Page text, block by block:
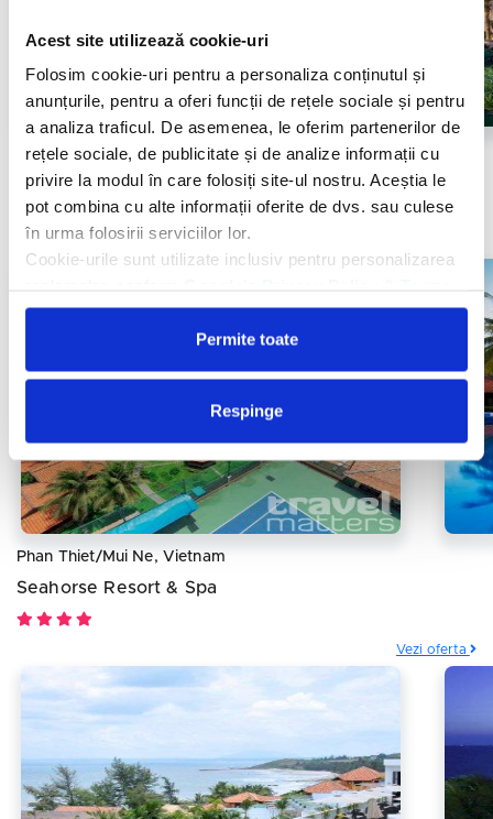
Acest site utilizează cookie-uri
Folosim cookie-uri pentru a personaliza conținutul și
anunțurile, pentru a oferi funcții de rețele sociale și pentru
a analiza traficul. De asemenea, le oferim partenerilor de
rețele sociale, de publicitate și de analize informații cu
privire la modul în care folosiți site-ul nostru. Aceștia le
pot combina cu alte informații oferite de dvs. sau culese
în urma folosirii serviciilor lor.
Cookie-urile sunt utilizate inclusiv pentru personalizarea
Permite toate
Respinge
Phan Thiet/Mui Ne, Vietnam
Radisson Resort Phan Thiet
Phan Thiet/Mui Ne, Vietnam
Seahorse Resort & Spa
Vezi oferta